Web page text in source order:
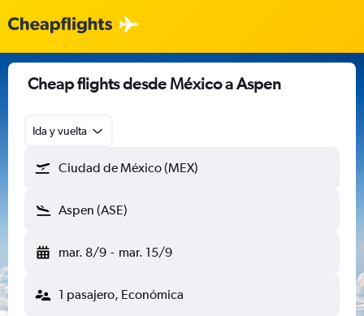
Cheap flights desde México a Aspen
Ida y vuelta
Ciudad de México (MEX)
Aspen (ASE)
mar. 8/9 - mar. 15/9
1 pasajero, Económica